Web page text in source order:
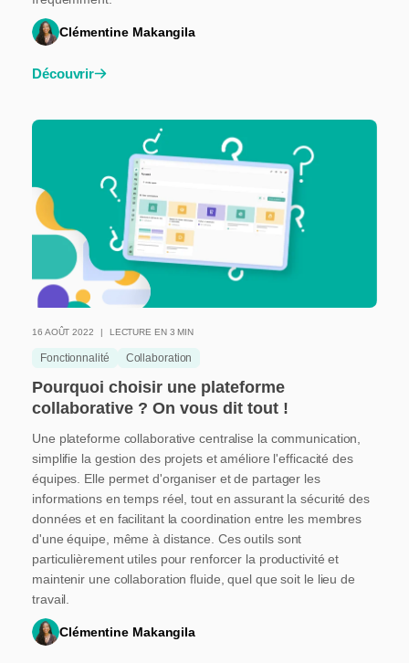
Clémentine Makangila
Découvrir
16 AOÛT 2022 LECTURE EN 3 MIN
Fonctionnalité Collaboration
Pourquoi choisir une plateforme
collaborative ? On vous dit tout !
Une plateforme collaborative centralise la communication,
simplifie la gestion des projets et améliore l'efficacité des
équipes. Elle permet d'organiser et de partager les
informations en temps réel, tout en assurant la sécurité des
données et en facilitant la coordination entre les membres
d'une équipe, même à distance. Ces outils sont
particulièrement utiles pour renforcer la productivité et
maintenir une collaboration fluide, quel que soit le lieu de
travail.
Clémentine Makangila